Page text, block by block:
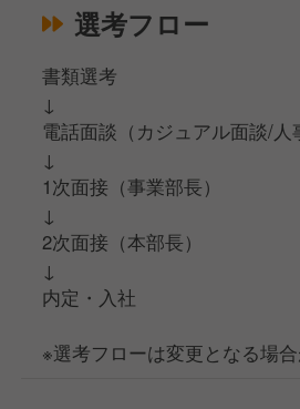
選考フロー
書類選考
↓
電話面談（カジュアル面談/人
↓
1次面接（事業部長）
↓
2次面接（本部長）
↓
内定・入社
※選考フローは変更となる場